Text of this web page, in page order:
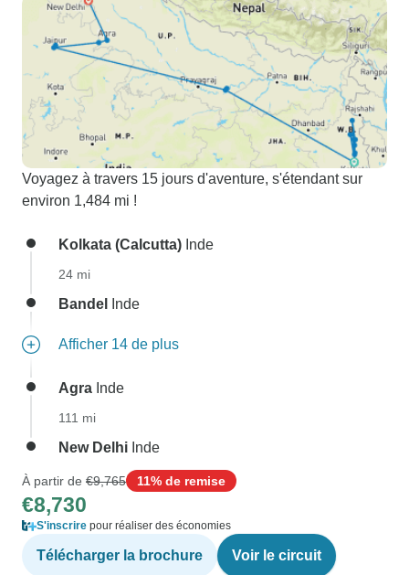
Voyagez à travers 15 jours d'aventure, s'étendant sur
environ 1,484 mi !
Kolkata (Calcutta) Inde
24 mi
Bandel Inde
Afficher 14 de plus
Agra Inde
111 mi
New Delhi Inde
À partir de €9,765 11% de remise
€8,730
S'inscrire pour réaliser des économies
Télécharger la brochure Voir le circuit